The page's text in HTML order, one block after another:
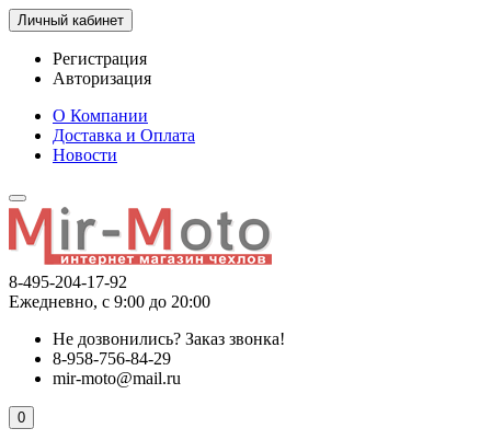
Личный кабинет
Регистрация
Авторизация
О Компании
Доставка и Оплата
Новости
8-495-204-17-92
Ежедневно, с 9:00 до 20:00
Не дозвонились? Заказ звонка!
8-958-756-84-29
mir-moto@mail.ru
0